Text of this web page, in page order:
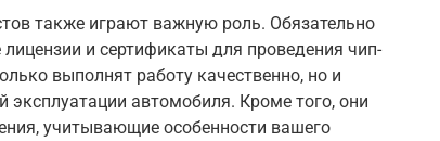
также играют важную роль. Обязательно
и сертификаты для проведения чип-
выполнят работу качественно, но и
автомобиля. Кроме того, они
учитывающие особенности вашего